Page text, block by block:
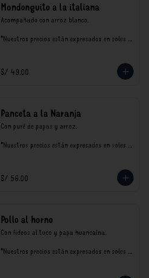
Mondonguito a la italiana
Acompañado con arroz blanco.
*Nuestros precios están expresados en soles e
S/ 49.00
Panceta a la Naranja
Con puré de papas y arroz.
*Nuestros precios están expresados en soles e
S/ 56.00
Pollo al horno
Con fideos al tuco y papa huancaína.
*Nuestros precios están expresados en soles e